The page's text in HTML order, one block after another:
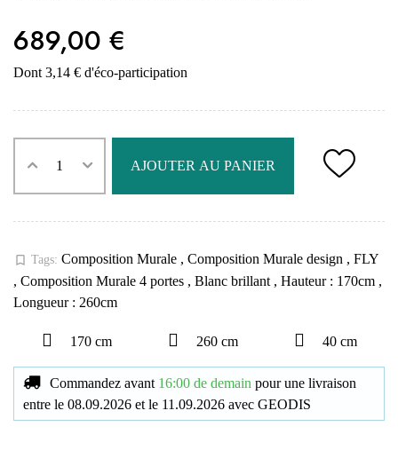
689,00 €
Dont 3,14 € d'éco-participation
AJOUTER AU PANIER
bookmark_border Tags: Composition Murale , Composition Murale design , FLY
, Composition Murale 4 portes , Blanc brillant , Hauteur : 170cm ,
Longueur : 260cm
170 cm 260 cm 40 cm
Commandez avant 16:00 de demain pour une livraison
entre le 08.09.2026 et le 11.09.2026 avec GEODIS